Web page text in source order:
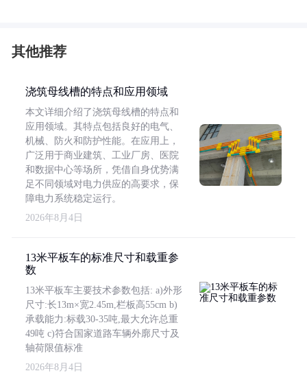
其他推荐
浇筑母线槽的特点和应用领域
本文详细介绍了浇筑母线槽的特点和
应用领域。其特点包括良好的电气、
机械、防火和防护性能。在应用上，
广泛用于商业建筑、工业厂房、医院
和数据中心等场所，凭借自身优势满
足不同领域对电力供应的高要求，保
障电力系统稳定运行。
2026年8月4日
13米平板车的标准尺寸和载重参
数
13米平板车主要技术参数包括: a)外形
尺寸:长13m×宽2.45m,栏板高55cm b)
承载能力:标载30-35吨,最大允许总重
49吨 c)符合国家道路车辆外廓尺寸及
轴荷限值标准
2026年8月4日